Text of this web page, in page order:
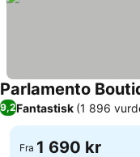
Parlamento
9,2Fantastisk (1 896
Fra 1 690 kr